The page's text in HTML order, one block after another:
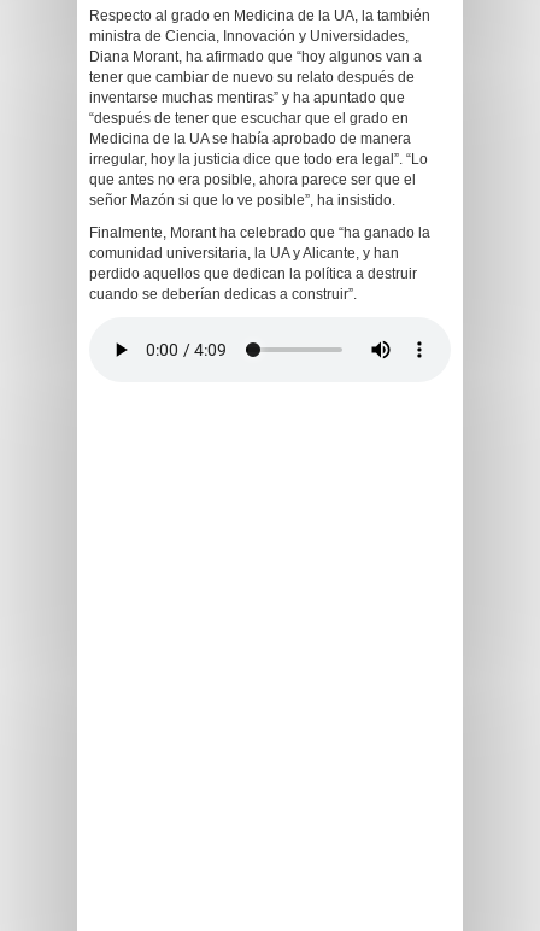
Respecto al grado en Medicina de la UA, la también
ministra de Ciencia, Innovación y Universidades,
Diana Morant, ha afirmado que “hoy algunos van a
tener que cambiar de nuevo su relato después de
inventarse muchas mentiras” y ha apuntado que
“después de tener que escuchar que el grado en
Medicina de la UA se había aprobado de manera
irregular, hoy la justicia dice que todo era legal”. “Lo
que antes no era posible, ahora parece ser que el
señor Mazón si que lo ve posible”, ha insistido.
Finalmente, Morant ha celebrado que “ha ganado la
comunidad universitaria, la UA y Alicante, y han
perdido aquellos que dedican la política a destruir
cuando se deberían dedicas a construir”.